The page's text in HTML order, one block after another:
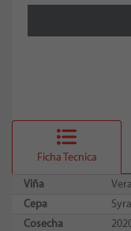
Ficha Tecnica
Viña
Cepa
Cosecha